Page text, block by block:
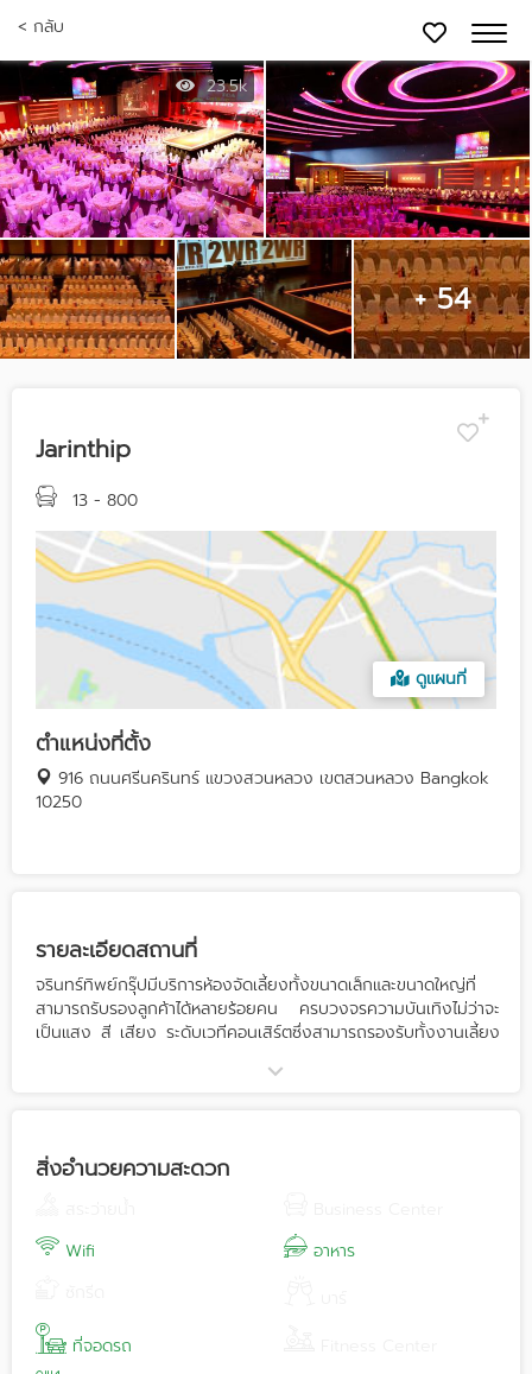
< กลับ
23.5k
+ 54
Jarinthip
13 - 800
ดูแผนที่
ตำแหน่งที่ตั้ง
916 ถนนศรีนครินทร์ แขวงสวนหลวง เขตสวนหลวง Bangkok
10250
รายละเอียดสถานที่
จรินทร์ทิพย์กรุ๊ปมีบริการห้องจัดเลี้ยงทั้งขนาดเล็กและขนาดใหญ่ที่
สามารถรับรองลูกค้าได้หลายร้อยคน ครบวงจรความบันเทิงไม่ว่าจะ
เป็นแสง สี เสียง ระดับเวทีคอนเสิร์ตซึ่งสามารถรองรับทั้งงานเลี้ยง
การแสดงขนาดใหญ่ บริการโต๊ะจีนในราคาที่คุ้มค่า
สิ่งอำนวยความสะดวก
Wifi
อาหาร
ที่จอดรถ